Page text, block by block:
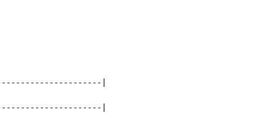
|
|